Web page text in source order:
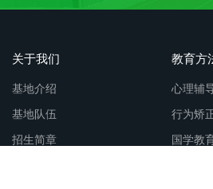
关于我们
基地介绍
基地队伍
招生简章
教育方
心理辅
行为矫
国学教